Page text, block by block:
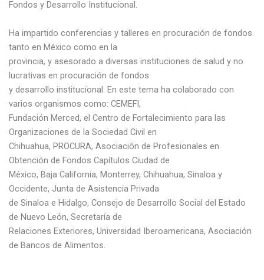
Fondos y Desarrollo Institucional.
Ha impartido conferencias y talleres en procuración de fondos
tanto en México como en la
provincia, y asesorado a diversas instituciones de salud y no
lucrativas en procuración de fondos
y desarrollo institucional. En este tema ha colaborado con
varios organismos como: CEMEFI,
Fundación Merced, el Centro de Fortalecimiento para las
Organizaciones de la Sociedad Civil en
Chihuahua, PROCURA, Asociación de Profesionales en
Obtención de Fondos Capítulos Ciudad de
México, Baja California, Monterrey, Chihuahua, Sinaloa y
Occidente, Junta de Asistencia Privada
de Sinaloa e Hidalgo, Consejo de Desarrollo Social del Estado
de Nuevo León, Secretaría de
Relaciones Exteriores, Universidad Iberoamericana, Asociación
de Bancos de Alimentos.